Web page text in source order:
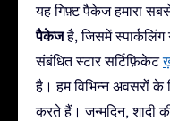
यह गिफ़्ट पैकेज हमारा
पैकेजहै, जिसमें स्पार्कलिंग
संबंधित स्टार सर्टिफ़िकेट
है। हम विभिन्न अवसरों
करते हैं। जन्मदिन, शादी